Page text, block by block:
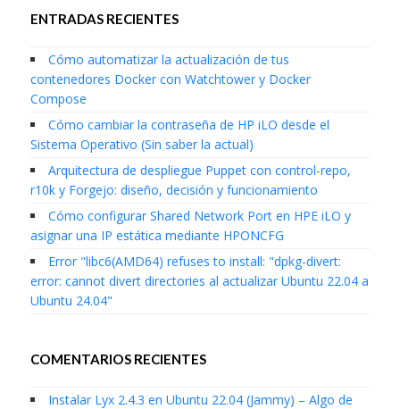
ENTRADAS RECIENTES
Cómo automatizar la actualización de tus
contenedores Docker con Watchtower y Docker
Compose
Cómo cambiar la contraseña de HP iLO desde el
Sistema Operativo (Sin saber la actual)
Arquitectura de despliegue Puppet con control-repo,
r10k y Forgejo: diseño, decisión y funcionamiento
Cómo configurar Shared Network Port en HPE iLO y
asignar una IP estática mediante HPONCFG
Error "libc6(AMD64) refuses to install: "dpkg-divert:
error: cannot divert directories al actualizar Ubuntu 22.04 a
Ubuntu 24.04"
COMENTARIOS RECIENTES
Instalar Lyx 2.4.3 en Ubuntu 22.04 (Jammy) – Algo de